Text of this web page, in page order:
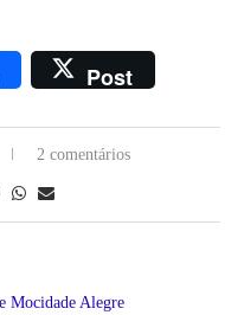
Post
2 comentários